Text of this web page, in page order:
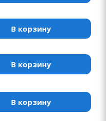
В корзину
В корзину
В корзину